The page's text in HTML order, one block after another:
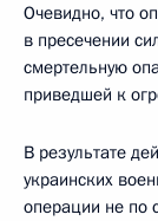
Очевидно, что
в пресечении
смертельную
приведшей к
В результате
украинских
операции не по